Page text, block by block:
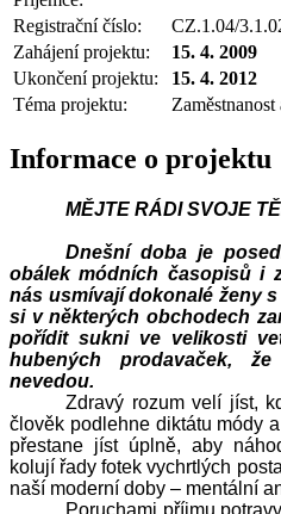
Registrační číslo:
CZ.1.04/
Zahájení projektu:
15. 4. 2009
Ukončení projektu:
15. 4. 2012
Téma projektu:
Informace o projektu
MĚJTE RÁDI SVOJE
Dnešní doba je
obálek módních časopisů i
nás usmívají dokonalé ženy
si v některých obchodech
pořídit sukni ve velikosti
hubených prodavaček,
nevedou.
Zdravý rozum velí jíst,
člověk podlehne diktátu módy
přestane jíst úplně, aby
kolují řady fotek vychrtlých
naší moderní doby – mentální
Poruchami příjmu